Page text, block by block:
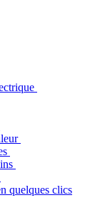
quelques clics